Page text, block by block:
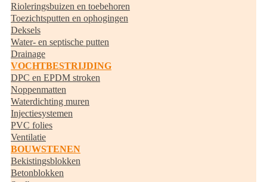
Rioleringsbuizen en toebehoren
Toezichtsputten en ophogingen
Deksels
Water- en septische putten
Drainage
VOCHTBESTRIJDING
DPC en EPDM stroken
Noppenmatten
Waterdichting muren
Injectiesystemen
PVC folies
Ventilatie
BOUWSTENEN
Bekistingsblokken
Betonblokken